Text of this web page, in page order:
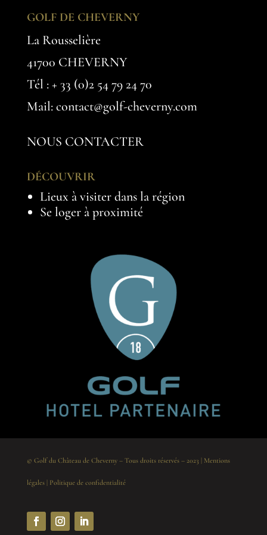
GOLF DE CHEVERNY
La Rousselière
41700 CHEVERNY
Tél :+ 33 (0)2 54 79 24 70
Mail: contact@golf-cheverny.com
NOUS CONTACTER
DÉCOUVRIR
Lieux à visiter dans la région
Se loger à proximité
© Golf du Château de Cheverny – Tous droits réservés – 2023 | Mentions
légales| Politique de confidentialité